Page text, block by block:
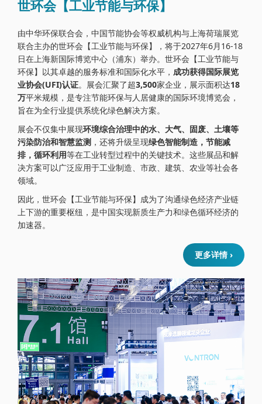
世环会【工业节能与环保】
由中华环保联合会，中国节能协会等权威机构与上海荷瑞展览
联合主办的世环会【工业节能与环保】，将于2027年6月16-18
日在上海新国际博览中心（浦东）举办。世环会【工业节能与
环保】以其卓越的服务标准和国际化水平， 成功获得国际展览
业协会(UFI)认证。展会汇聚了超3,500家企业，展示面积达18
万平米规模，是专注节能环保与人居健康的国际环境博览会，
旨在为全行业提供系统化绿色解决方案。
展会不仅集中展现环境综合治理中的水、大气、固废、土壤等
污染防治和智慧监测 ，还将升级呈现绿色智能制造，节能减
排，循环利用等在工业转型过程中的关键技术。这些展品和解
决方案可以广泛应用于工业制造、市政、建筑、农业等社会各
领域。
因此，世环会【工业节能与环保】成为了沟通绿色经济产业链
上下游的重要枢纽，是中国实现新质生产力和绿色循环经济的
加速器。
更多详情 ›